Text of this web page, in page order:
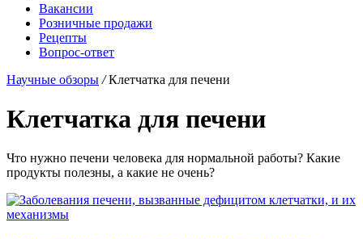
Вакансии
Розничные продажи
Рецепты
Вопрос-ответ
Научные обзоры / Клетчатка для печени
Клетчатка для печени
Что нужно печени человека для нормальной работы? Какие
продукты полезны, а какие не очень?